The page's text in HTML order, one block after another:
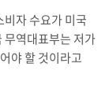
자 수요가 미국
무역대표부는 저가
야 할 것이라고